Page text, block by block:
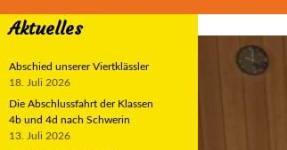
Aktuelles
Abschied unserer Viertklässler
18. Juli 2026
Die Abschlussfahrt der Klassen
4b und 4d nach Schwerin
13. Juli 2026